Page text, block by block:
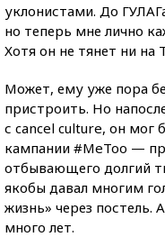
уклонистами. До
но теперь мне лично
Хотя он не тянет ни на
Может, ему уже пора
пристроить. Но
с cancel culture, он мог
кампании #MeToo —
отбывающего долгий
якобы давал многим
жизнь» через постель.
много лет.